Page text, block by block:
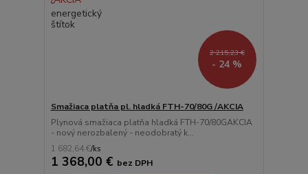
2 215,23 €
- 24 %
Smažiaca platňa pl. hladká FTH-70/80G /AKCIA
Plynová smažiaca platňa hladká FTH-70/80GAKCIA
- nový nerozbalený - neodobratý k...
1 682,64 €/ks
1 368,00 € bez DPH